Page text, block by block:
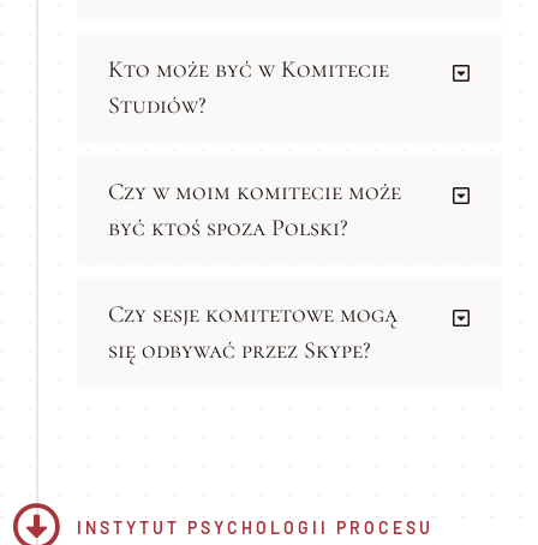
Kto może być w Komitecie
Studiów?
Czy w moim komitecie może
być ktoś spoza Polski?
Czy sesje komitetowe mogą
się odbywać przez Skype?
INSTYTUT PSYCHOLOGII PROCESU